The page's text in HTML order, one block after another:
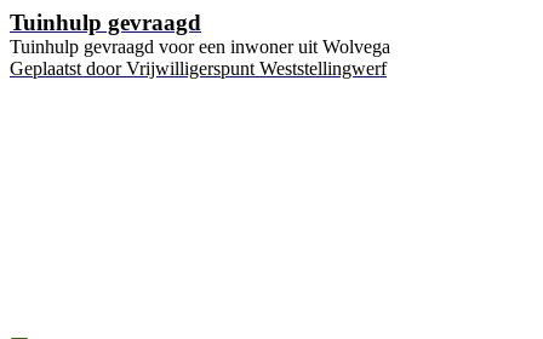
Tuinhulp gevraagd
Tuinhulp gevraagd voor een inwoner uit Wolvega
Geplaatst door Vrijwilligerspunt Weststellingwerf